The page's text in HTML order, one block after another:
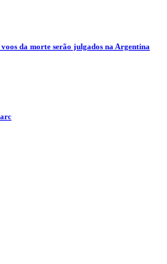
da morte serão julgados na Argentina